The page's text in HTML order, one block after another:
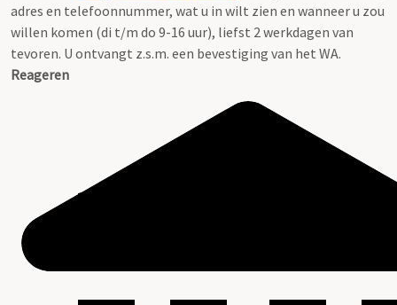
adres en telefoonnummer, wat u in wilt zien en wanneer u zou
willen komen (di t/m do 9-16 uur), liefst 2 werkdagen van
tevoren. U ontvangt z.s.m. een bevestiging van het WA.
Reageren